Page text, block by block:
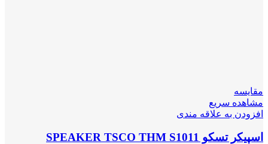
مقایسه
مشاهده سریع
افزودن به علاقه مندی
اسپیکر تسکو SPEAKER TSCO THM S1011